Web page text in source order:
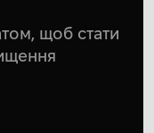
щоб стати